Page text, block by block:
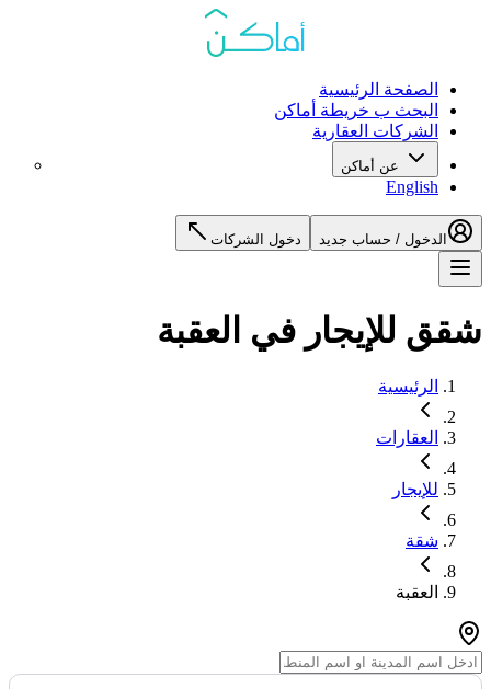
الصفحة الرئيسية
البحث ب خريطة أماكن
الشركات العقارية
عن أماكن
English
الدخول / حساب جديد دخول الشركات
شقق للإيجار في العقبة
الرئيسية
العقارات
للإيجار
شقة
العقبة